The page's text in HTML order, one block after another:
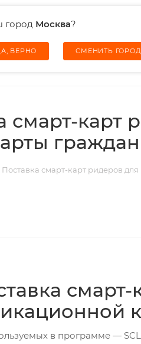
город Москва?
ВЕРНО СМЕНИТЬ ГОРОД
смарт-
Поставка смарт-карт ридеров
в программе —